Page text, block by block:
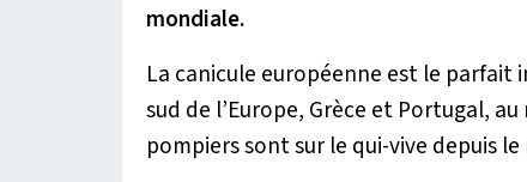
mondiale.
La canicule européenne est le
sud de l’Europe, Grèce et Portugal,
pompiers sont sur le qui-vive depuis